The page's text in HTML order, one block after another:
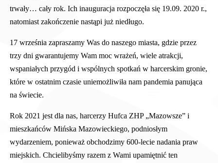
trwały… cały rok. Ich inauguracja rozpoczęła się 19.09. 2020 r.,
natomiast zakończenie nastąpi już niedługo.
17 września zapraszamy Was do naszego miasta, gdzie przez
trzy dni gwarantujemy Wam moc wrażeń, wiele atrakcji,
wspaniałych przygód i wspólnych spotkań w harcerskim gronie,
które w ostatnim czasie uniemożliwiła nam pandemia panująca
na świecie.
Rok 2021 jest dla nas, harcerzy Hufca ZHP „Mazowsze” i
mieszkańców Mińska Mazowieckiego, podniosłym
wydarzeniem, ponieważ obchodzimy 600-lecie nadania praw
miejskich. Chcielibyśmy razem z Wami upamiętnić ten